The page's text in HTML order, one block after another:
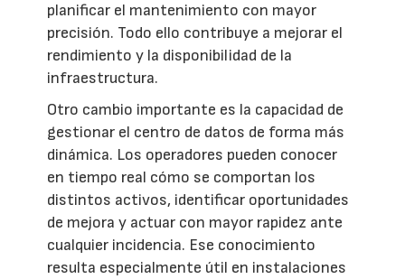
planificar el mantenimiento con mayor
precisión. Todo ello contribuye a mejorar el
rendimiento y la disponibilidad de la
infraestructura.
Otro cambio importante es la capacidad de
gestionar el centro de datos de forma más
dinámica. Los operadores pueden conocer
en tiempo real cómo se comportan los
distintos activos, identificar oportunidades
de mejora y actuar con mayor rapidez ante
cualquier incidencia. Ese conocimiento
resulta especialmente útil en instalaciones